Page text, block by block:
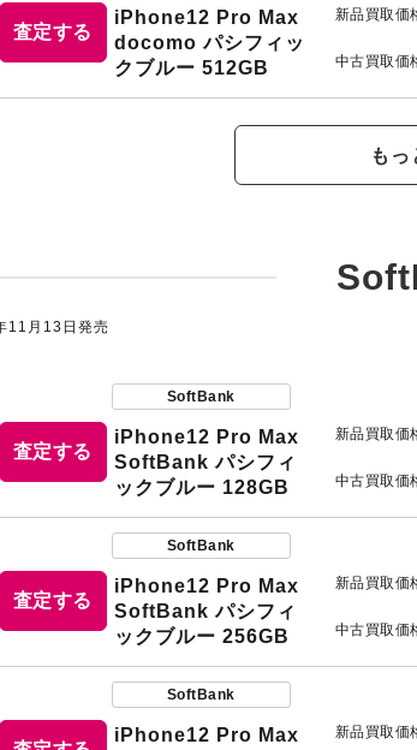
査定する
iPhone12 Pro Max
docomo パシフィッ
クブルー 512GB
新品買取価
中古買取価
もっ
11月13日発売
査定する
査定する
SoftBank
iPhone12 Pro Max
SoftBank パシフィ
ックブルー 128GB
新品買取価
中古買取価
SoftBank
iPhone12 Pro Max
SoftBank パシフィ
ックブルー 256GB
新品買取価
中古買取価
SoftBank
iPhone12 Pro Max
新品買取価